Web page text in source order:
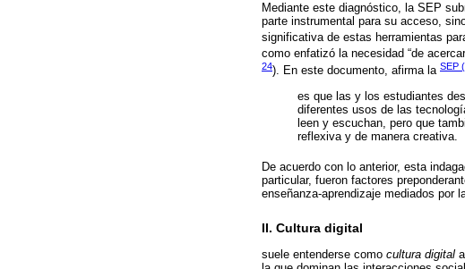
Mediante este diagnóstico, la SEP
parte instrumental para su acceso,
significativa de estas herramientas
como enfatizó la necesidad “de
24). En este documento, afirma la SEP
es que las y los estudiantes
diferentes usos de las
leen y escuchan, pero que
reflexiva y de manera creativa.
De acuerdo con lo anterior, esta
particular, fueron factores
enseñanza-aprendizaje mediados por
II. Cultura digital
suele entenderse como cultura digital